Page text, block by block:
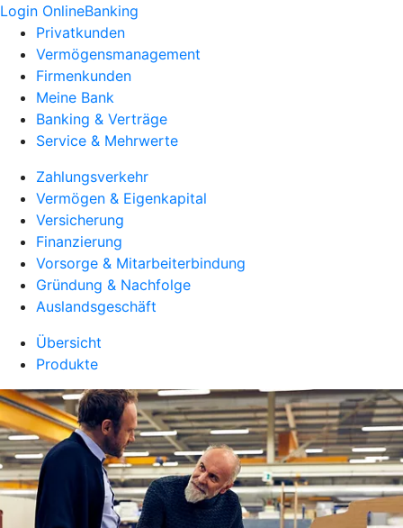
Login OnlineBanking
Privatkunden
Vermögensmanagement
Firmenkunden
Meine Bank
Banking & Verträge
Service & Mehrwerte
Zahlungsverkehr
Vermögen & Eigenkapital
Versicherung
Finanzierung
Vorsorge & Mitarbeiterbindung
Gründung & Nachfolge
Auslandsgeschäft
Übersicht
Produkte